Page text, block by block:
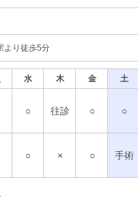
より徒歩5分
水 木 金 土
○ 往診 ○ ○
○ × ○ 手術